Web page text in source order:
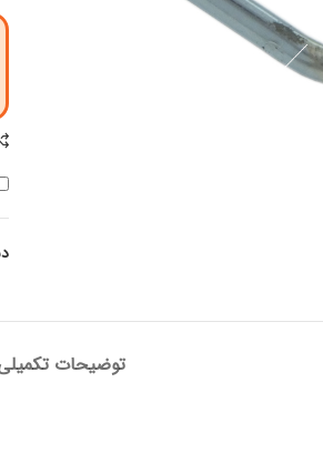
توضیحات